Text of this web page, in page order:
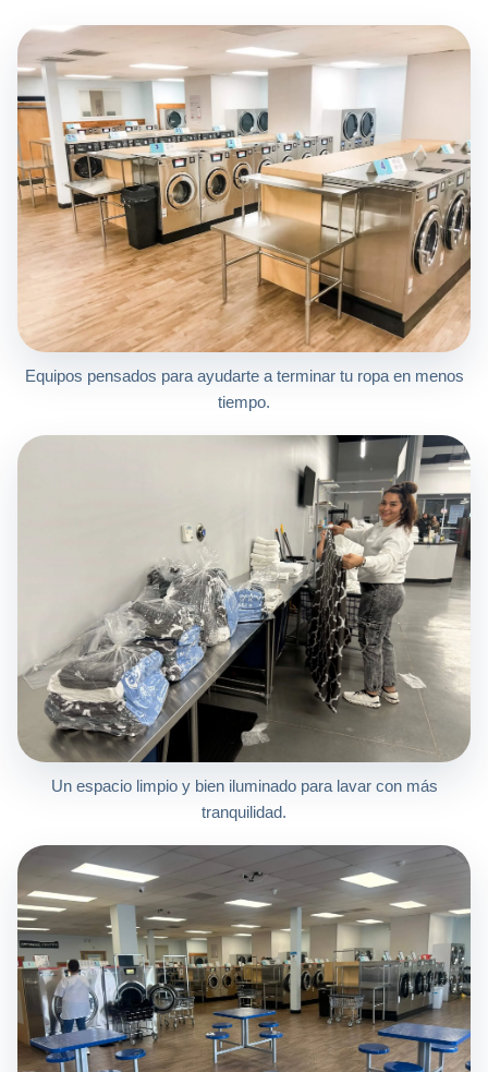
Equipos pensados para ayudarte a terminar tu ropa en menos
tiempo.
Un espacio limpio y bien iluminado para lavar con más
tranquilidad.